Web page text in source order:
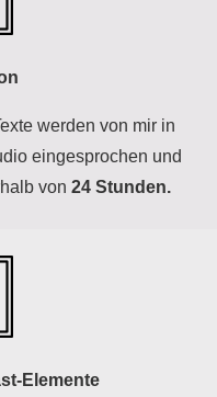
werden von mir in
eingesprochen und
von 24 Stunden.
Elemente